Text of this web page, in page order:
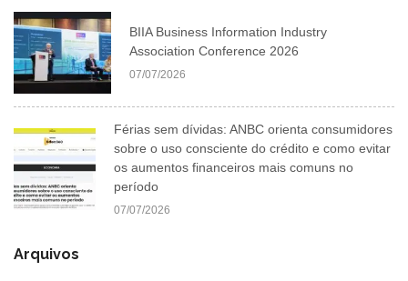
BIIA Business Information Industry
Association Conference 2026
07/07/2026
Férias sem dívidas: ANBC orienta consumidores
sobre o uso consciente do crédito e como evitar
os aumentos financeiros mais comuns no
período
07/07/2026
Arquivos